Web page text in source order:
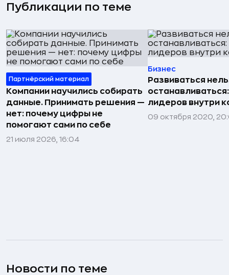
Публикации по теме
Партнёрский материал
Компании научились собирать
данные. Принимать решения —
нет: почему цифры не
помогают сами по себе
21 июля 2026, 16:04
Бизнес
Развиваться
лидеров внутри
09 октября 2020,
Новости по теме